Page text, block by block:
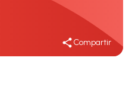
Compartir